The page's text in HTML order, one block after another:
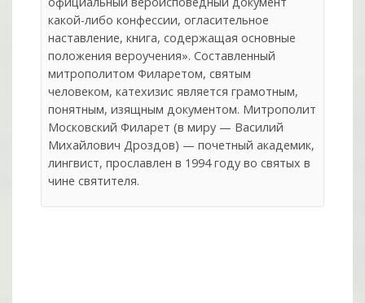
какой-либо конфессии, огласительное
наставление, книга, содержащая основные
положения вероучения». Составленный
митрополитом Филаретом, святым
человеком, катехизис является грамотным,
понятным, изящным документом. Митрополит
Московский Филарет (в миру — Василий
Михайлович Дроздов) — почетный академик,
лингвист, прославлен в 1994 году во святых в
чине святителя.